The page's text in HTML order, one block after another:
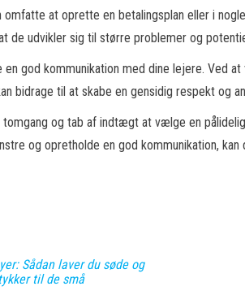
omfatte at oprette en betalingsplan eller i
de udvikler sig til større problemer og
god kommunikation med dine lejere. Ved
bidrage til at skabe en gensidig respekt og
og tab af indtægt at vælge en
og opretholde en god kommunikation,
Sådan laver du søde og
til de små